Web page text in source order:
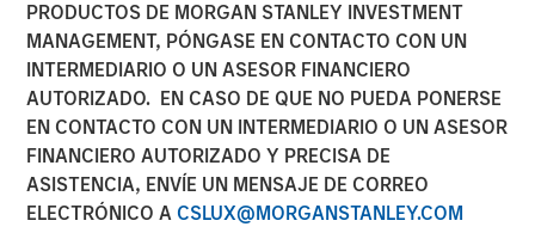
PRODUCTOS DE MORGAN STANLEY INVESTMENT
MANAGEMENT, PÓNGASE EN CONTACTO CON UN
INTERMEDIARIO O UN ASESOR FINANCIERO
AUTORIZADO. EN CASO DE QUE NO PUEDA PONERSE
EN CONTACTO CON UN INTERMEDIARIO O UN ASESOR
FINANCIERO AUTORIZADO Y PRECISA DE
ASISTENCIA, ENVÍE UN MENSAJE DE CORREO
ELECTRÓNICO A CSLUX@MORGANSTANLEY.COM
Direct Lending: Separating
Signal from Sentiment
18 FEBRERO 2026